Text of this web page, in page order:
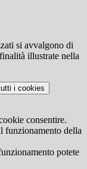
si avvalgono di
illustrate nella
i cookies
consentire.
funzionamento della
potete